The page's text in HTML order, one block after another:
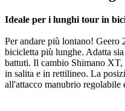
Ideale per i lunghi tour in
Per andare più lontano! Geero
bicicletta più lunghe. Adatta
battuti. Il cambio Shimano
in salita e in rettilineo. La
all'attacco manubrio